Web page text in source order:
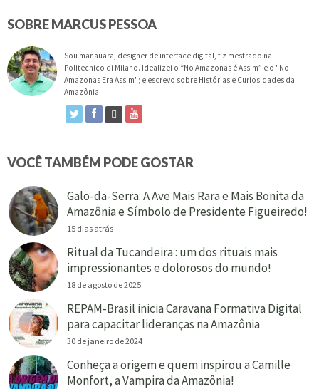
SOBRE MARCUS PESSOA
Sou manauara, designer de interface digital, fiz mestrado na
Politecnico di Milano. Idealizei o “No Amazonas é Assim” e o "No
Amazonas Era Assim"; e escrevo sobre Histórias e Curiosidades da
Amazônia.
VOCÊ TAMBÉM PODE GOSTAR
Galo-da-Serra: A Ave Mais Rara e Mais Bonita da
Amazônia e Símbolo de Presidente Figueiredo!
15 dias atrás
Ritual da Tucandeira : um dos rituais mais
impressionantes e dolorosos do mundo!
18 de agosto de 2025
REPAM-Brasil inicia Caravana Formativa Digital
para capacitar lideranças na Amazônia
30 de janeiro de 2024
Conheça a origem e quem inspirou a Camille
Monfort, a Vampira da Amazônia!